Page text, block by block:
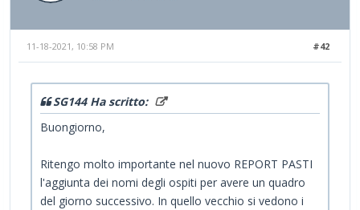
#42
11-18-2021, 10:58 PM
SG144 Ha scritto:
Buongiorno,
Ritengo molto importante nel nuovo REPORT PASTI
l'aggiunta dei nomi degli ospiti per avere un quadro
del giorno successivo. In quello vecchio si vedono i